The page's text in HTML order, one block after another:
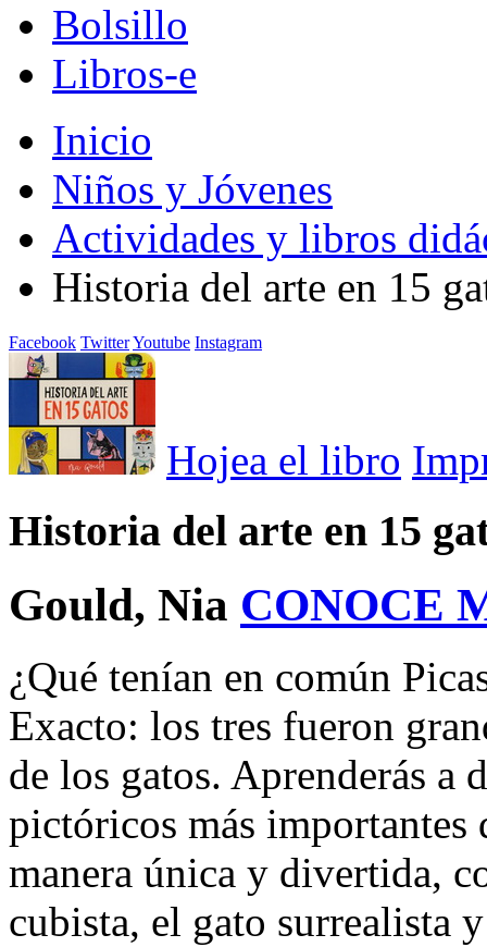
Bolsillo
Libros-e
Inicio
Niños y Jóvenes
Actividades y libros
Historia del arte en 15
Facebook TwitterYoutube Instagram
Hojea el libro
Historia del arte en 15
Gould, Nia CONOCE
¿Qué tenían en común
Exacto: los tres fueron
de los gatos. Aprenderás
pictóricos más importantes
manera única y divertida,
cubista, el gato surrealista